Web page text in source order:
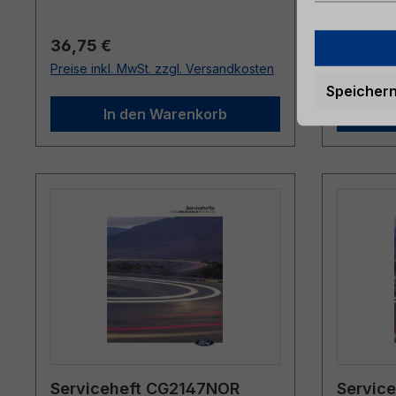
Regulärer Preis:
36,75 €
Preise inkl. MwSt. zzgl. Versandkosten
In den Warenkorb
Preise
Serviceheft CG2147NOR
Speichern